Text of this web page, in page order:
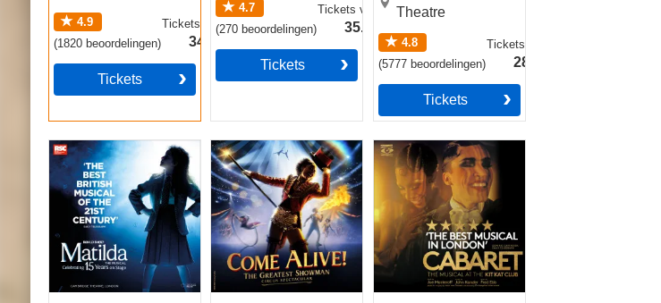
4.9
(1820beoordelingen)
Tickets vanaf
34.49€
Tickets
4.7
(270 beoordelingen)
Ticketsvanaf
35.49€
Tickets
Theatre
4.8
(5777 beoordelingen)
Tickets
28.49€
Tickets
Matilda The Musical
Come Alive! The
Greatest Showman
Circus Spectacular
Cabaret